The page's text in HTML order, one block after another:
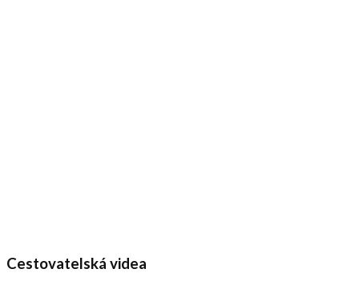
Cestovatelská videa